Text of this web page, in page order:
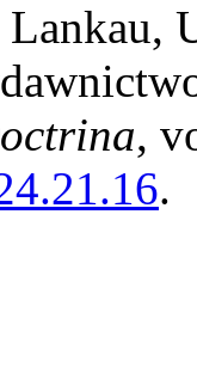
Lankau,
,
.